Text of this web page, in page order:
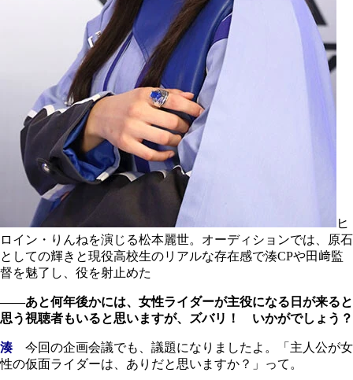
ヒ
ロイン・りんねを演じる松本麗世。オーディションでは、原石
としての輝きと現役高校生のリアルな存在感で湊CPや田﨑監
督を魅了し、役を射止めた
――あと何年後かには、女性ライダーが主役になる日が来ると
思う視聴者もいると思いますが、ズバリ！ いかがでしょう？
湊今回の企画会議でも、議題になりましたよ。「主人公が女
性の仮面ライダーは、ありだと思いますか？」って。